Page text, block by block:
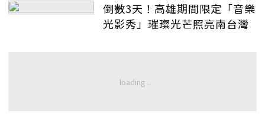
倒數3天！高雄期間限定「音樂
光影秀」璀璨光芒照亮南台灣